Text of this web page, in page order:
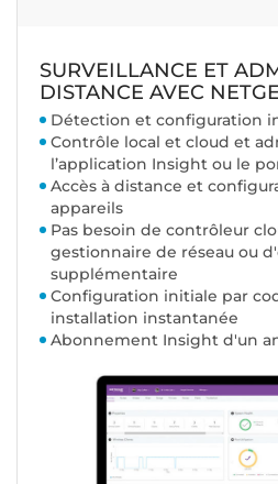
SURVEILLANCE ET
DISTANCE AVEC
Détection et configuration
Contrôle local et cloud et
l’application Insight ou le
Accès à distance et
appareils
Pas besoin de contrôleur
gestionnaire de réseau ou
supplémentaire
Configuration initiale par
installation instantanée
Abonnement Insight d'un